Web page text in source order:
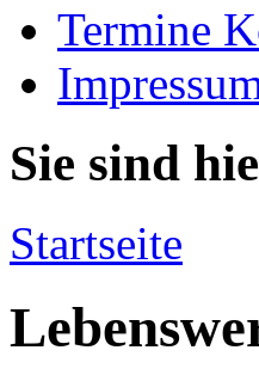
Termine
Sie sind
Startseite